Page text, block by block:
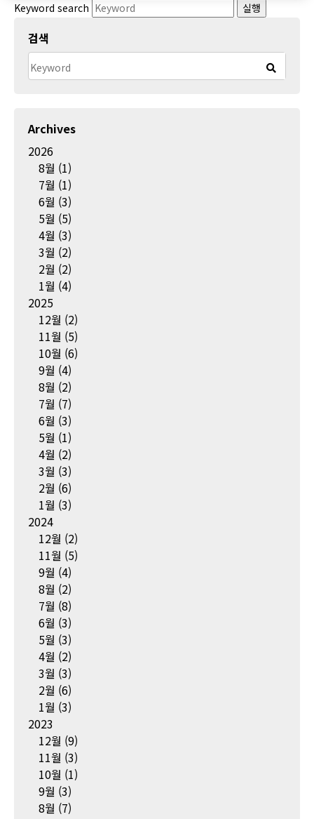
Keyword search 실행
검색
Archives
2026
8월 (1)
7월 (1)
6월 (3)
5월 (5)
4월 (3)
3월 (2)
2월 (2)
1월 (4)
2025
12월 (2)
11월 (5)
10월 (6)
9월 (4)
8월 (2)
7월 (7)
6월 (3)
5월 (1)
4월 (2)
3월 (3)
2월 (6)
1월 (3)
2024
12월 (2)
11월 (5)
9월 (4)
8월 (2)
7월 (8)
6월 (3)
5월 (3)
4월 (2)
3월 (3)
2월 (6)
1월 (3)
2023
12월 (9)
11월 (3)
10월 (1)
9월 (3)
8월 (7)